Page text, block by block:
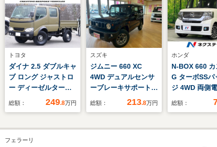
トヨタ
ダイナ 2.5 ダブルキャ
ブ ロング ジャストロ
ー ディーゼルターボ
ダブルキャブ リフト
MT 2500cc ディー
ゼルターボ マットカ
総額： 249.8万円
スズキ
ジムニー 660 XC
4WD デュアルセンサ
ーブレーキサポート
クルコン シートヒー
ター ドライブレコー
総額： 213.8万円
ホンダ
N-BOX 660
G ターボSSパ
ジ 4WD 両側
ア ナビ バ
HIDヘッド
総額：
フェラーリ